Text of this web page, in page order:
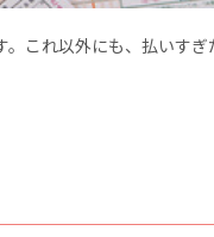
これ以外にも、払いす